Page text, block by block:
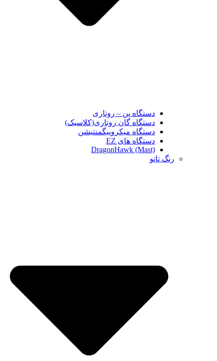
دستگاه پن – روتاری
دستگاه گان روتاری(کلاسیک)
دستگاه میکروپیگمنتیشن
دستگاه های EZ
DragonHawk (Mast)
رنگ تاتو